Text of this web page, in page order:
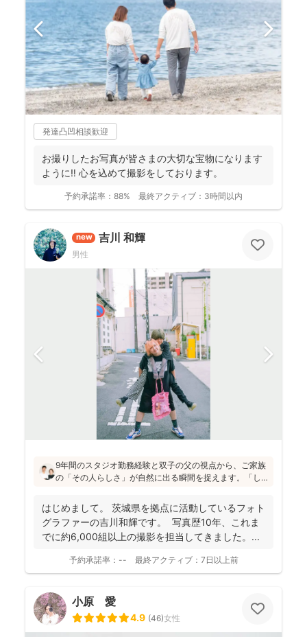
発達凸凹相談歓迎
お撮りしたお写真が皆さまの大切な宝物になります
ように‼︎ 心を込めて撮影をしております。
予約承諾率： 88% 最終アクティブ： 3時間以内
new 吉川 和輝
男性
9年間のスタジオ勤務経験と双子の父の視点から、ご家族
の「その人らしさ」が自然に出る瞬間を捉えます。「し
ても「楽しかった！」と気持ちがよみがえる写真を残す
ことを、心がけて活動されていらっしゃいます！
はじめまして。 茨城県を拠点に活動しているフォト
グラファーの吉川和輝です。 写真歴10年、これま
でに約6,000組以上の撮影を担当してきました。 ...
予約承諾率： -- 最終アクティブ： 7日以上前
小原 愛
4.9 (46)女性